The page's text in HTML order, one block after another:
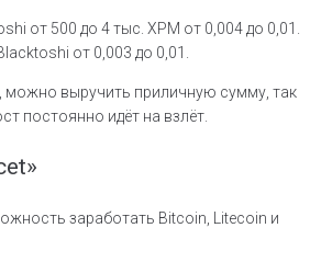
от 500 до 4 тыс. XPM от 0,004 до 0,01.
от 0,003 до 0,01.
можно выручить приличную сумму, так
постоянно идёт на взлёт.
заработать Bitcoin, Litecoin и